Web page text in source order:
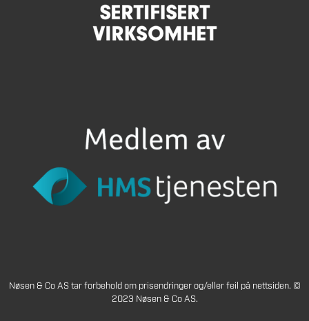
Nøsen & Co AS tar forbehold om prisendringer og/eller feil på nettsiden. ©
2023 Nøsen & Co AS.